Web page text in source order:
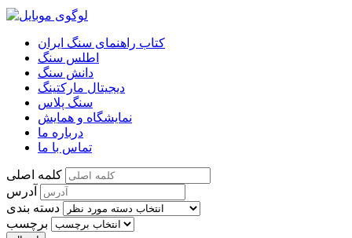
کتاب راهنمای سنگ ایران
اطلس سنگ
دانش سنگ
دیجیتال مارکتینگ
سنگ پلاس
نمایشگاه و همایش
درباره ما
تماس با ما
کلمه اصلی
آدرس
دسته بندی
برچسب